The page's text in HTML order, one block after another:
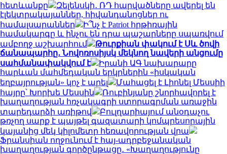
հետևանքը
Զելենսկի․ ՌԴ հարվածները ավերել են
էլեկտրակայաններ, հիվանդանոցներ ու
համալսարաններ
Ի՞նչ է Patriot հրթիռային
համակարգը և ինչու են դրա պաշարները սպառվում
ամբողջ աշխարհում
Թուրքիան փակում է Սև ծովի
ճանապարհը․ Նովոռոսիյսկ մեկնող նավերի անցումը
սահմանափակվում է
Իրանի ԱԳ նախարարը
հարևան մահմեդական երկրներին «իսկական
եղբայրության» կոչ է արել
Մահացել է Լիոնել Մեսսիի
հայրը՝ Խորխե Մեսսին
Ռուբինյանը շնորհավորել է
խաղաղության հռչակագրի ստորագրման առաջին
տարեդարձի առիթով
Բուլղարիայում անօդաչու
թռչող սարք է պայթել գազատարի կոմպրեսորային
կայանից մեկ կիլոմետր հեռավորության վրա
Ֆրանսիան ողջունում է հայ-ադրբեջանական
խաղաղության գործընթացը․ «Խաղաղությունը